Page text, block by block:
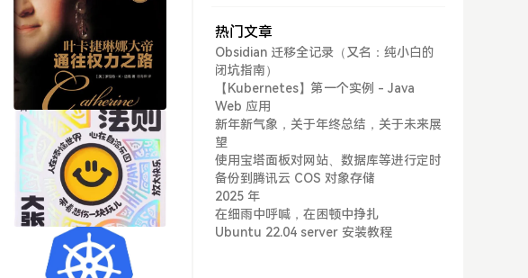
热门文章
Obsidian 迁移全记录（又名：纯小白的
闭坑指南）
【Kubernetes】第一个实例 - Java
Web 应用
新年新气象，关于年终总结，关于未来展
望
使用宝塔面板对网站、数据库等进行定时
备份到腾讯云 COS 对象存储
2025 年
在细雨中呼喊，在困顿中挣扎
Ubuntu 22.04 server 安装教程